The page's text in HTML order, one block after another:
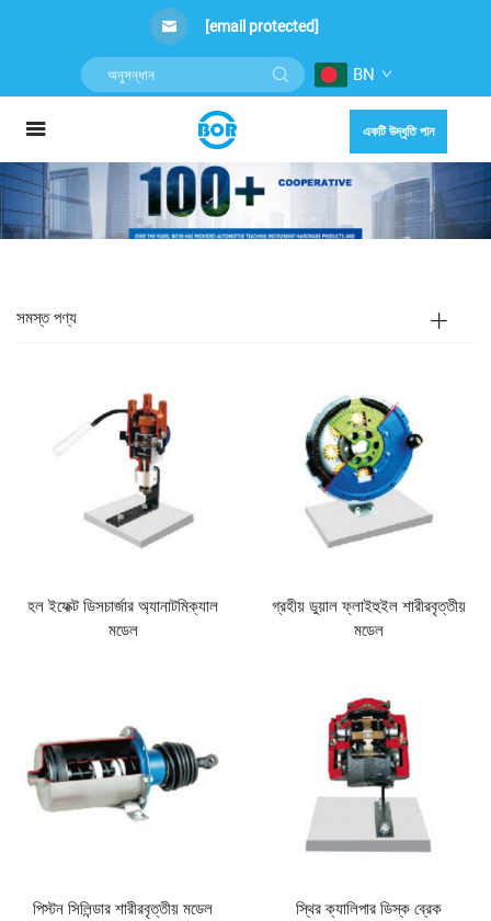
[email protected]
BN
একটি উদ্ধৃতি পান
সমস্ত পণ্য
হল ইফেক্ট ডিসচার্জার অ্যানাটমিক্যাল
মডেল
গ্রহীয় ডুয়াল ফ্লাইহুইল শারীরবৃত্তীয়
মডেল
পিস্টন সিলিন্ডার শারীরবৃত্তীয় মডেল
স্থির ক্যালিপার ডিস্ক ব্রেক